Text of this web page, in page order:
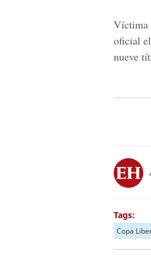
Víctima
oficial
nueve
Tags:
Copa